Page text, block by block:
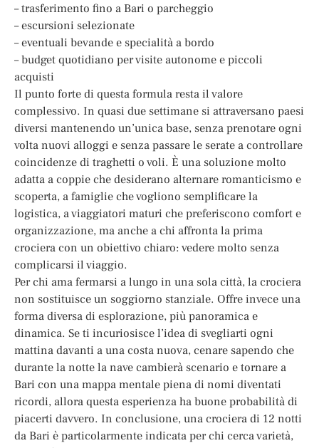
– trasferimento fino a Bari o parcheggio
– escursioni selezionate
– eventuali bevande e specialità a bordo
– budget quotidiano per visite autonome e piccoli
acquisti
Il punto forte di questa formula resta il valore
complessivo. In quasi due settimane si attraversano paesi
diversi mantenendo un’unica base, senza prenotare ogni
volta nuovi alloggi e senza passare le serate a controllare
coincidenze di traghetti o voli. È una soluzione molto
adatta a coppie che desiderano alternare romanticismo e
scoperta, a famiglie che vogliono semplificare la
logistica, a viaggiatori maturi che preferiscono comfort e
organizzazione, ma anche a chi affronta la prima
crociera con un obiettivo chiaro: vedere molto senza
complicarsi il viaggio.
Per chi ama fermarsi a lungo in una sola città, la crociera
non sostituisce un soggiorno stanziale. Offre invece una
forma diversa di esplorazione, più panoramica e
dinamica. Se ti incuriosisce l’idea di svegliarti ogni
mattina davanti a una costa nuova, cenare sapendo che
durante la notte la nave cambierà scenario e tornare a
Bari con una mappa mentale piena di nomi diventati
ricordi, allora questa esperienza ha buone probabilità di
piacerti davvero. In conclusione, una crociera di 12 notti
da Bari è particolarmente indicata per chi cerca varietà,